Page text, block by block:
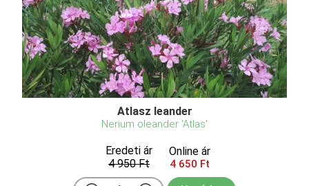
Atlasz leander
Nerium oleander 'Atlas'
Eredeti ár
4 950 Ft
Online ár
4 650 Ft